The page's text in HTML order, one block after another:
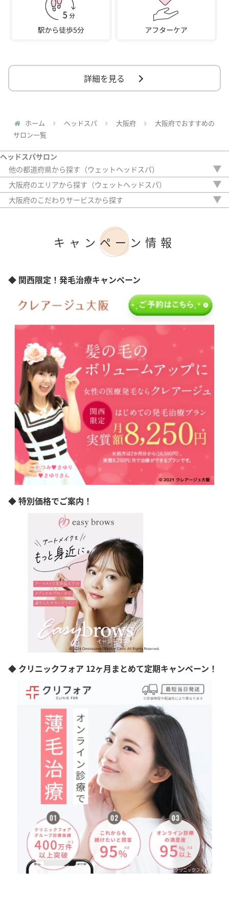
詳細を見る
ホーム ヘッドスパ 大阪府
大阪府でおすすめの
サロン一覧
ヘッドスパサロン
他の都道府県から探す（ウェットヘッドスパ）
北海道
埼玉県
千葉県
京都府
広島県
山口県
高知県
大阪府のエリアから探す（ウェットヘッドスパ）
大阪市
枚方市
大阪府のこだわりサービスから探す
オンライン診療
キャンペーン情報
◆ 関西限定！発毛治療キャンペーン
◆ 特別価格でご案内！
◆ クリニックフォア 12ヶ月まとめて定期キャンペーン！